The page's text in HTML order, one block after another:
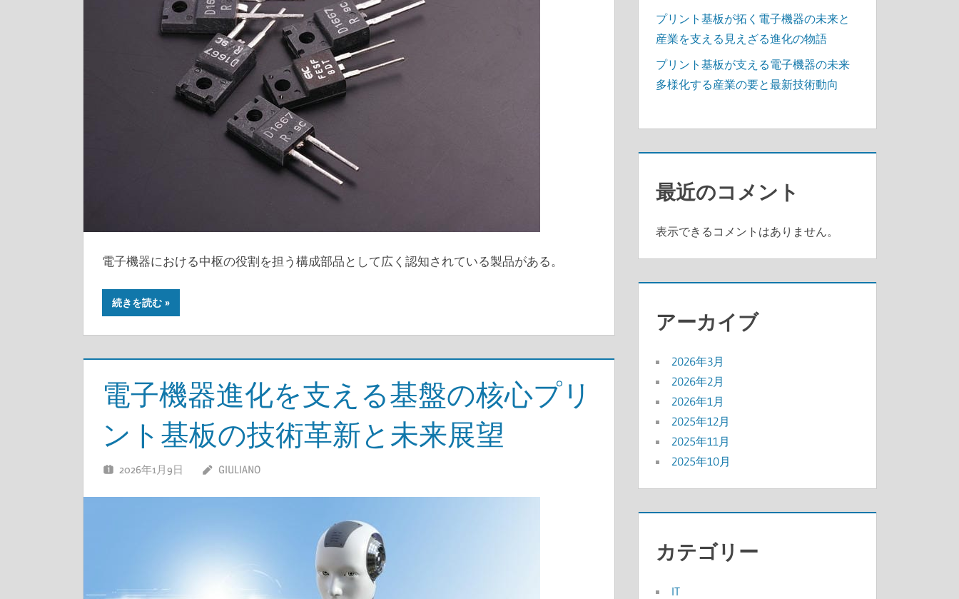
電子機器における中枢の役割を担う構成部品として広く認知されている製品がある。
続きを読む
電子機器進化を支える基盤の核心プリ
ント基板の技術革新と未来展望
2026年1月9日 GIULIANO
プリント基板が拓く電子機器の未来と
産業を支える見えざる進化の物語
プリント基板が支える電子機器の未来
多様化する産業の要と最新技術動向
最近のコメント
表示できるコメントはありません。
アーカイブ
2026年3月
2026年2月
2026年1月
2025年12月
2025年11月
2025年10月
カテゴリー
IT